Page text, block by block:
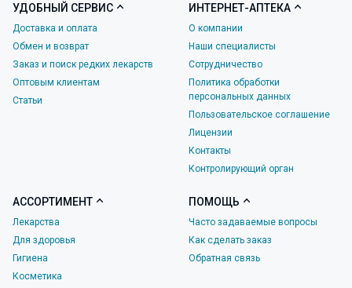
УДОБНЫЙ СЕРВИС
Доставка и оплата
Обмен и возврат
Заказ и поиск редких лекарств
Оптовым клиентам
Статьи
ИНТЕРНЕТ-АПТЕКА
О компании
Наши специалисты
Сотрудничество
Политика обработки
персональных данных
Пользовательское соглашение
Лицензии
Контакты
Контролирующий орган
АССОРТИМЕНТ
Лекарства
Для здоровья
Гигиена
Косметика
ПОМОЩЬ
Часто задаваемые вопросы
Как сделать заказ
Обратная связь